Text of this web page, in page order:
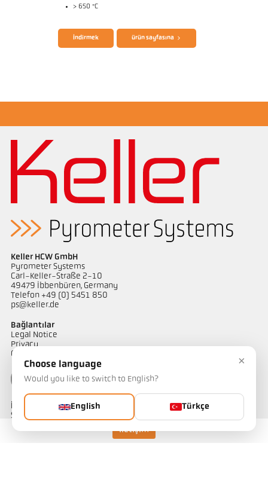
İletişim
> 650 °C
Başvururapor Roller stand
İndirmek ürün sayfasına
Keller HCW GmbH
Pyrometer Systems
Carl-Keller-Straße 2-10
49479 Ibbenbüren, Germany
Telefon +49 (0) 5451 850
ps@keller.de
Bağlantılar
Legal Notice
Privacy
GTC
İletişim
Sıcaklık ölçüm çözümlerimiz hakkında sorularınız mı var?
×
Choose language
Would you like to switch to English?
English Türkçe